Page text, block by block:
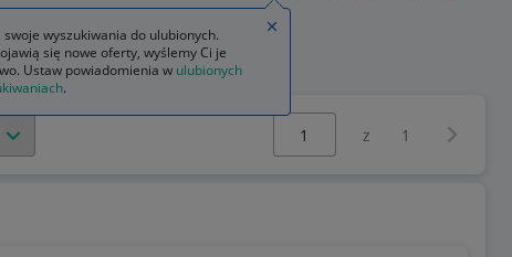
forda focusa mk2
Wybierz stronę:
z 1
swoje wyszukiwania do ulubionych.
się nowe oferty, wyślemy Ci je
Ustaw powiadomienia w ulubionych
.
Zamknij wskazówkę